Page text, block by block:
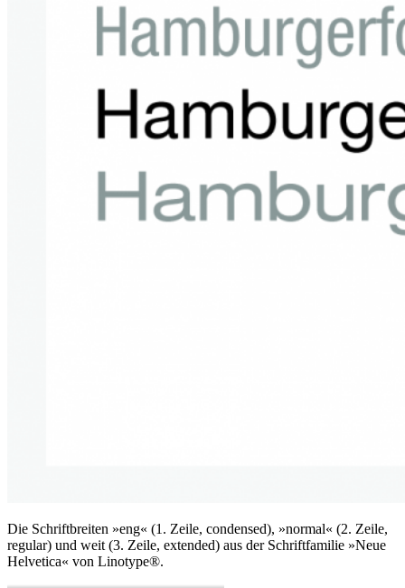
Die Schriftbreiten »eng« (1. Zeile, condensed), »normal« (2. Zeile,
regular) und weit (3. Zeile, extended) aus der Schriftfamilie »Neue
Helvetica« von Linotype®.